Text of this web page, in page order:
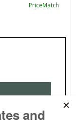
PriceMatch